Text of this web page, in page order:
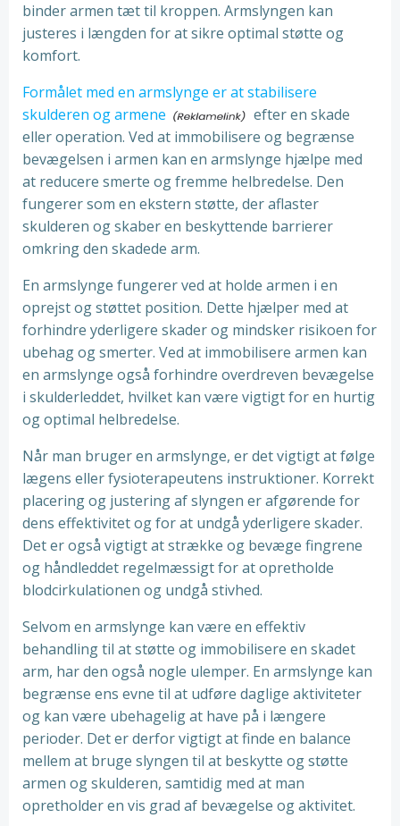
binder armen tæt til kroppen. Armslyngen kan
justeres i længden for at sikre optimal støtte og
komfort.
Formålet med en armslynge er at stabilisere
skulderen og armene
efter en skade
eller operation. Ved at immobilisere og begrænse
bevægelsen i armen kan en armslynge hjælpe med
at reducere smerte og fremme helbredelse. Den
fungerer som en ekstern støtte, der aflaster
skulderen og skaber en beskyttende barrierer
omkring den skadede arm.
En armslynge fungerer ved at holde armen i en
oprejst og støttet position. Dette hjælper med at
forhindre yderligere skader og mindsker risikoen for
ubehag og smerter. Ved at immobilisere armen kan
en armslynge også forhindre overdreven bevægelse
i skulderleddet, hvilket kan være vigtigt for en hurtig
og optimal helbredelse.
Når man bruger en armslynge, er det vigtigt at følge
lægens eller fysioterapeutens instruktioner. Korrekt
placering og justering af slyngen er afgørende for
dens effektivitet og for at undgå yderligere skader.
Det er også vigtigt at strække og bevæge fingrene
og håndleddet regelmæssigt for at opretholde
blodcirkulationen og undgå stivhed.
Selvom en armslynge kan være en effektiv
behandling til at støtte og immobilisere en skadet
arm, har den også nogle ulemper. En armslynge kan
begrænse ens evne til at udføre daglige aktiviteter
og kan være ubehagelig at have på i længere
perioder. Det er derfor vigtigt at finde en balance
mellem at bruge slyngen til at beskytte og støtte
armen og skulderen, samtidig med at man
opretholder en vis grad af bevægelse og aktivitet.